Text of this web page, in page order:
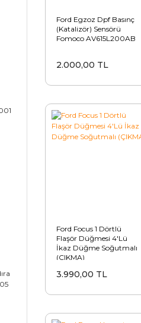
Ford Egzoz Dpf Basınç
(Katalizör) Sensörü
Fomoco AV615L200AB
2.000,00 TL
Ford Focus 1 Dörtlü
Flaşör Düğmesi 4'Lü
İkaz Düğme Soğutmalı
(ÇIKMA)
3.990,00 TL